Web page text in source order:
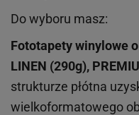
Do wyboru masz:
Fototapety winylowe o
LINEN (290g),
strukturze płótna
wielkoformatowego